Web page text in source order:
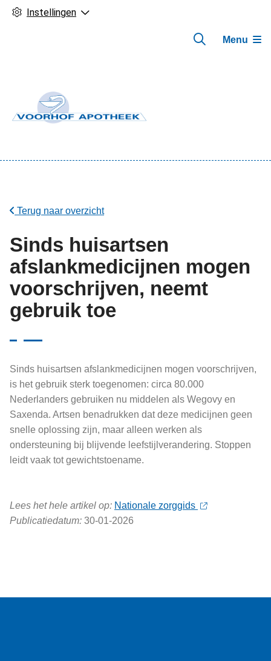
Instellingen
Menu
Terug naar overzicht
Sinds huisartsen
afslankmedicijnen mogen
voorschrijven, neemt
gebruik toe
Sinds huisartsen afslankmedicijnen mogen voorschrijven,
is het gebruik sterk toegenomen: circa 80.000
Nederlanders gebruiken nu middelen als Wegovy en
Saxenda. Artsen benadrukken dat deze medicijnen geen
snelle oplossing zijn, maar alleen werken als
ondersteuning bij blijvende leefstijlverandering. Stoppen
leidt vaak tot gewichtstoename.
Lees het hele artikel op: Nationale zorggids
Publicatiedatum: 30-01-2026